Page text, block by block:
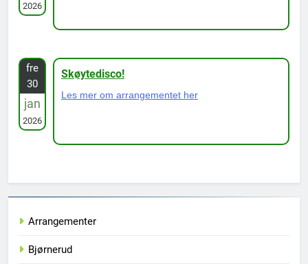
2026
fre
30
jan
2026
Skøytedisco!
Les mer om arrangementet her
Arrangementer
Bjørnerud